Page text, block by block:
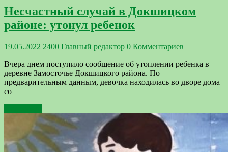
Несчастный случай в Докшицком
районе: утонул ребенок
19.05.2022 2400 Главный редактор 0 Комментариев
Вчера днем поступило сообщение об утоплении ребенка в
деревне Замосточье Докшицкого района. По
предварительным данным, девочка находилась во дворе дома
со